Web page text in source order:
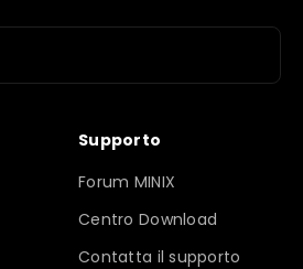
Supporto
Forum MINIX
Centro Download
Contatta il supporto